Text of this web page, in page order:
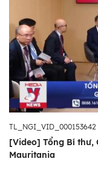
TL_NGI_VID_000153642
[Video] Tổng Bí thư,
Mauritania